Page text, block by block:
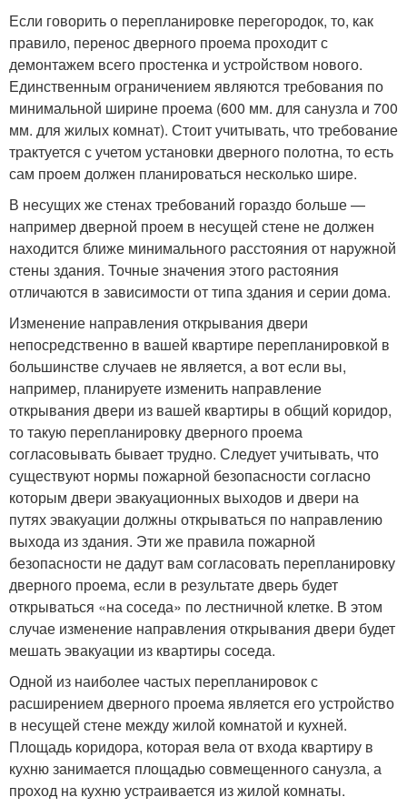
Если говорить о перепланировке перегородок, то, как
правило, перенос дверного проема проходит с
демонтажем всего простенка и устройством нового.
Единственным ограничением являются требования по
минимальной ширине проема (600 мм. для санузла и 700
мм. для жилых комнат). Стоит учитывать, что требование
трактуется с учетом установки дверного полотна, то есть
сам проем должен планироваться несколько шире.
В несущих же стенах требований гораздо больше —
например дверной проем в несущей стене не должен
находится ближе минимального расстояния от наружной
стены здания. Точные значения этого растояния
отличаются в зависимости от типа здания и серии дома.
Изменение направления открывания двери
непосредственно в вашей квартире перепланировкой в
большинстве случаев не является, а вот если вы,
например, планируете изменить направление
открывания двери из вашей квартиры в общий коридор,
то такую перепланировку дверного проема
согласовывать бывает трудно. Следует учитывать, что
существуют нормы пожарной безопасности согласно
которым двери эвакуационных выходов и двери на
путях эвакуации должны открываться по направлению
выхода из здания. Эти же правила пожарной
безопасности не дадут вам согласовать перепланировку
дверного проема, если в результате дверь будет
открываться «на соседа» по лестничной клетке. В этом
случае изменение направления открывания двери будет
мешать эвакуации из квартиры соседа.
Одной из наиболее частых перепланировок с
расширением дверного проема является его устройство
в несущей стене между жилой комнатой и кухней.
Площадь коридора, которая вела от входа квартиру в
кухню занимается площадью совмещенного санузла, а
проход на кухню устраивается из жилой комнаты.